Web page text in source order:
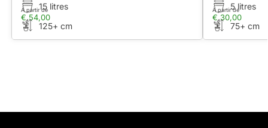
€54,00
À partir de15 litres
125+ cm
€30,00
À partir de5 litres
75+ cm